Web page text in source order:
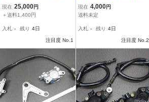
キャリパー 左右セット
XJ400 ダブルディスク
0 RZ250 キャリパー初期
型 XJ400 XJ400D4GO
現在 25,000円
＋送料1,400円
入札 - 残り 4日
注目度 No.1
mbo★ヤマハ純正★ブレ
ンボキャリパー★ヤマン
現在 4,000円
送料未定
入札 - 残り 4日
注目度 No.2